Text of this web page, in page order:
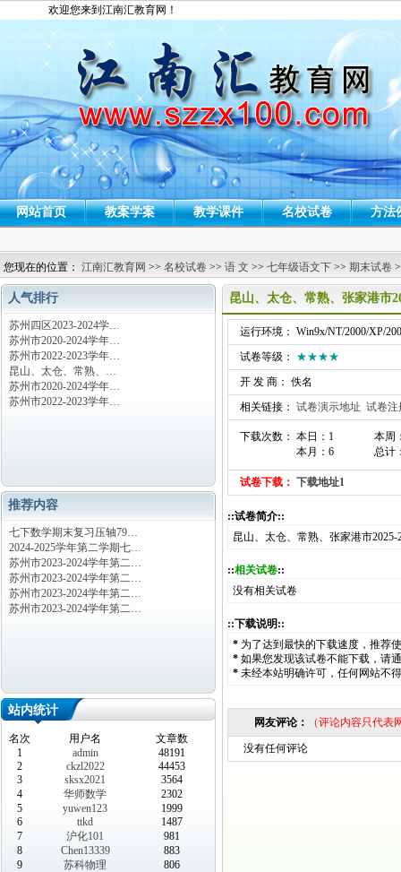
欢迎您来到江南汇教育网！
网站首页 教案学案 教学课件 名校试卷 方法
您现在的位置： 江南汇教育网 >> 名校试卷 >> 语 文 >> 七年级语文下 >> 期末试卷
人气排行
苏州四区2023-2024学…
苏州市2020-2024学年…
苏州市2022-2023学年…
昆山、太仓、常熟、…
苏州市2020-2024学年…
苏州市2022-2023学年…
推荐内容
七下数学期末复习压轴79…
2024-2025学年第二学期七…
苏州市2023-2024学年第二…
苏州市2023-2024学年第二…
苏州市2023-2024学年第二…
苏州市2023-2024学年第二…
站内统计
名次 用户名
文章数
1
admin
48191
2
ckzl2022
44453
3
sksx2021
3564
4
华师数学
2302
5
yuwen123
1999
6
ttkd
1487
7
沪化101
981
8
Chen13339
883
9
苏科物理
806
昆山、太仓、常熟、张家港市
运行环境： Win9x/NT/2000/XP/
试卷等级： ★★★★
开 发 商： 佚名
相关链接： 试卷演示地址 试卷注
下载次数： 本日：1
本月：6
本周
总计
试卷下载： 下载地址1
::试卷简介::
昆山、太仓、常熟、张家港市
::相关试卷::
没有相关试卷
::下载说明::
* 为了达到最快的下载速度，推荐
* 如果您发现该试卷不能下载，请
* 未经本站明确许可，任何网站不
网友评论： （评论内容只代
没有任何评论